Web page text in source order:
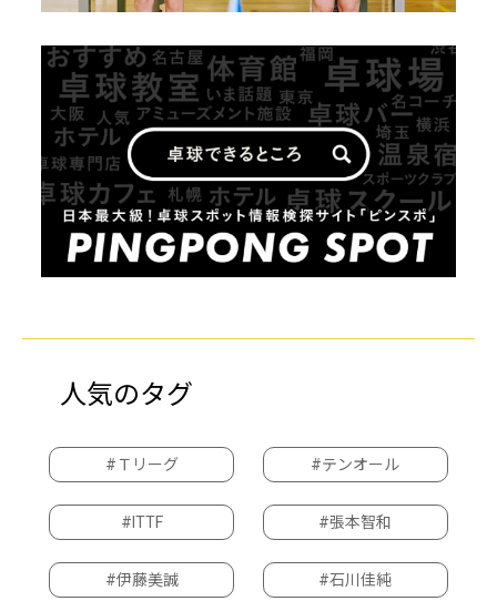
人気のタグ
#Ｔリーグ #テンオール
#ITTF #張本智和
#伊藤美誠 #石川佳純